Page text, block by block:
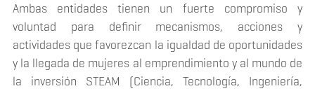
Ambas entidades tienen un fuerte compromiso y
voluntad para definir mecanismos, acciones y
actividades que favorezcan la igualdad de oportunidades
y la llegada de mujeres al emprendimiento y al mundo de
la inversión STEAM (Ciencia, Tecnología, Ingeniería,